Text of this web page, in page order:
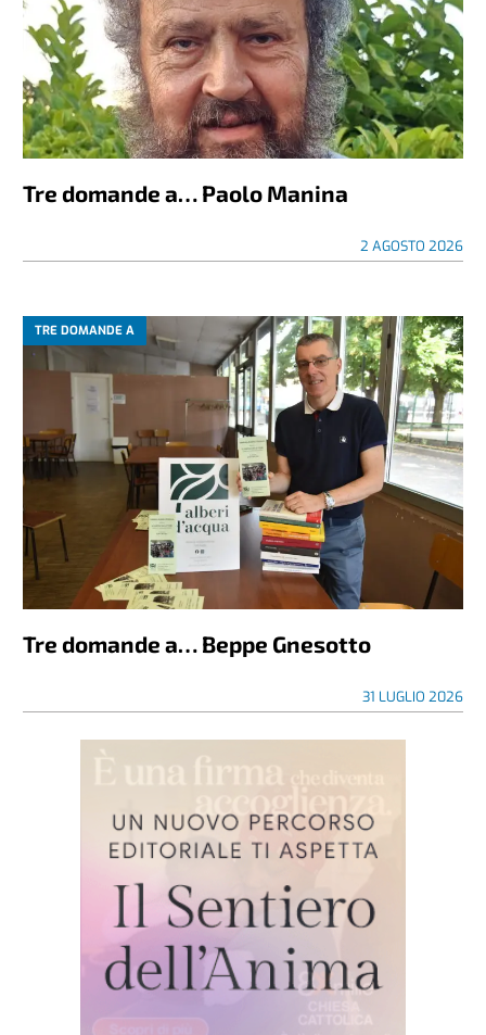
Tre domande a… Paolo Manina
2 AGOSTO 2026
TRE DOMANDE A
Tre domande a… Beppe Gnesotto
31 LUGLIO 2026